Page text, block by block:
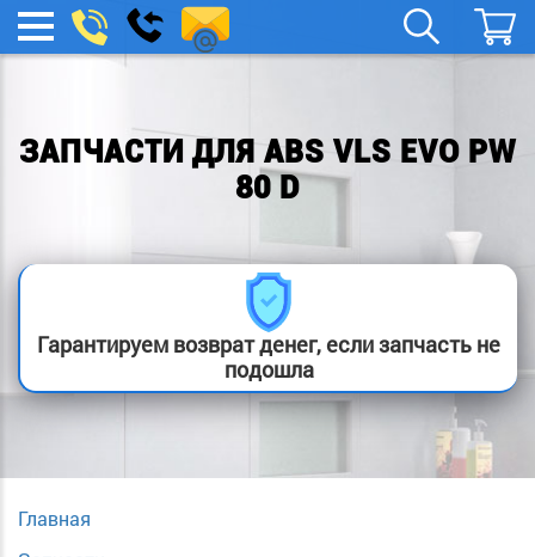
МЕНЮ
boylera@yandex.ru
Заказать
звонок
ЗАПЧАСТИ ДЛЯ ABS VLS EVO PW
80 D
Гарантируем возврат денег, если запчасть не
подошла
Главная